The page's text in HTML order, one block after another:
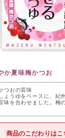
か夏味梅かつお
つおの旨味
ょうゆをベースに、紀
味を合わせました。梅
商品のこだわりはこ